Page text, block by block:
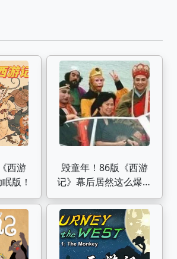
西游
版！
毁童年！86版《西游
记》幕后居然这么爆笑
（演员篇）